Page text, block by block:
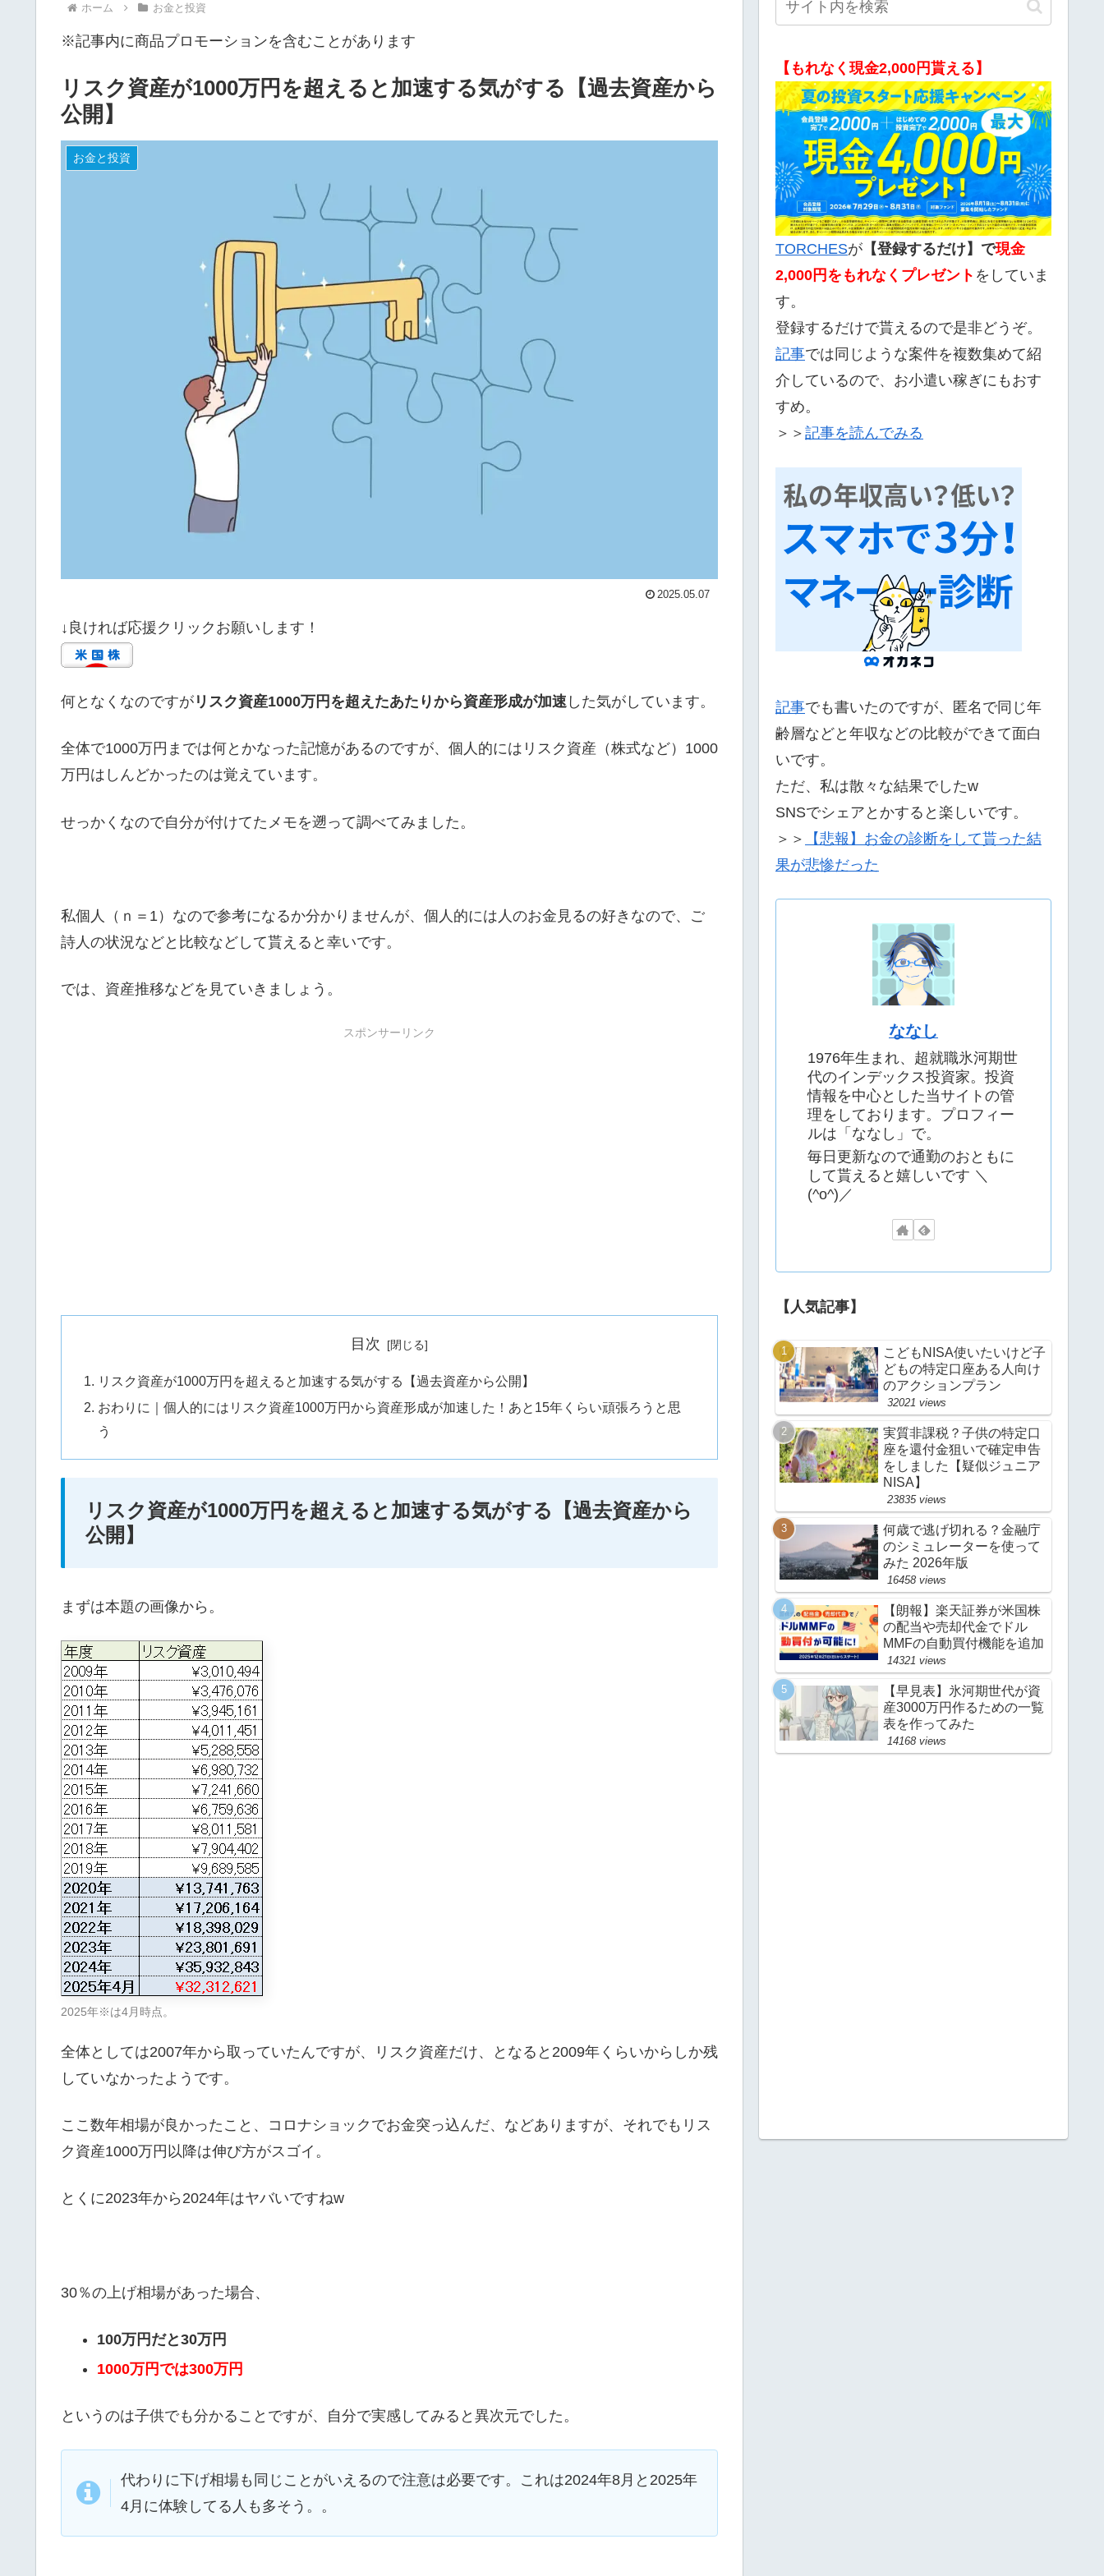
ホーム お金と投資
※記事内に商品プロモーションを含むことがあります
リスク資産が1000万円を超えると加速する気がする【過去資産から
公開】
お金と投資
2025.05.07
↓良ければ応援クリックお願いします！
何となくなのですが リスク資産1000万円を超えたあたりから資産形成が加速 した気がしています。
全体で1000万円までは何とかなった記憶があるのですが、個人的にはリスク資産（株式など）1000
万円はしんどかったのは覚えています。
せっかくなので自分が付けてたメモを遡って調べてみました。
私個人（ｎ＝1）なので参考になるか分かりませんが、個人的には人のお金見るの好きなので、ご
詩人の状況などと比較などして貰えると幸いです。
では、資産推移などを見ていきましょう。
スポンサーリンク
目次
リスク資産が1000万円を超えると加速する気がする【過去資産から公開】
おわりに｜個人的にはリスク資産1000万円から資産形成が加速した！あと15年くらい頑張ろうと思
う
リスク資産が1000万円を超えると加速する気がする【過去資産から
公開】
まずは本題の画像から。
2025年※は4月時点。
全体としては2007年から取っていたんですが、リスク資産だけ、となると2009年くらいからしか残
していなかったようです。
ここ数年相場が良かったこと、コロナショックでお金突っ込んだ、などありますが、それでもリス
ク資産1000万円以降は伸び方がスゴイ。
とくに2023年から2024年はヤバいですねw
30％の上げ相場があった場合、
100万円だと30万円
1000万円では300万円
というのは子供でも分かることですが、自分で実感してみると異次元でした。
代わりに下げ相場も同じことがいえるので注意は必要です。これは2024年8月と2025年
4月に体験してる人も多そう。。
【もれなく現金2,000円貰える】
TORCHESが 【登録するだけ】で現金
2,000 円をもれなくプレゼント をしていま
す。
登録するだけで貰えるので是非どうぞ。
記事では同じような案件を複数集めて紹
介しているので、お小遣い稼ぎにもおす
すめ。
＞＞ 記事を読んでみる
記事でも書いたのですが、匿名で同じ年
齢層などと年収などの比較ができて面白
いです。
ただ、私は散々な結果でしたw
SNSでシェアとかすると楽しいです。
＞＞
【悲報】お金の診断をして貰った結
果が悲惨だった
ななし
1976年生まれ、超就職氷河期世
代のインデックス投資家。投資
情報を中心とした当サイトの管
理をしております。プロフィー
ルは「ななし」で。
毎日更新なので通勤のおともに
して貰えると嬉しいです ＼
(^o^)／
【人気記事】
こどもNISA使いたいけど子
どもの特定口座ある人向け
のアクションプラン
32021 views
実質非課税？子供の特定口
座を還付金狙いで確定申告
をしました【疑似ジュニア
NISA】
23835 views
何歳で逃げ切れる？金融庁
のシミュレーターを使って
みた 2026年版
16458 views
【朗報】楽天証券が米国株
の配当や売却代金でドル
MMFの自動買付機能を追加
14321 views
【早見表】氷河期世代が資
産3000万円作るための一覧
表を作ってみた
14168 views